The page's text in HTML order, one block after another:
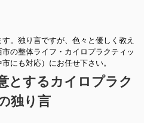
。独り言ですが、色々と優しく教え
の整体ライフ・カイロプラクティッ
にも対応）にお任せ下さい。
とするカイロプラク
独り言